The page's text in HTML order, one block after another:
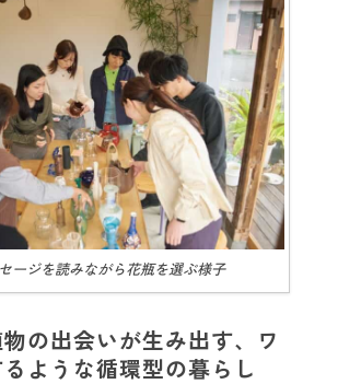
ージを読みながら花瓶を選ぶ様子
の出会いが生み出す、ワ
ような循環型の暮らし